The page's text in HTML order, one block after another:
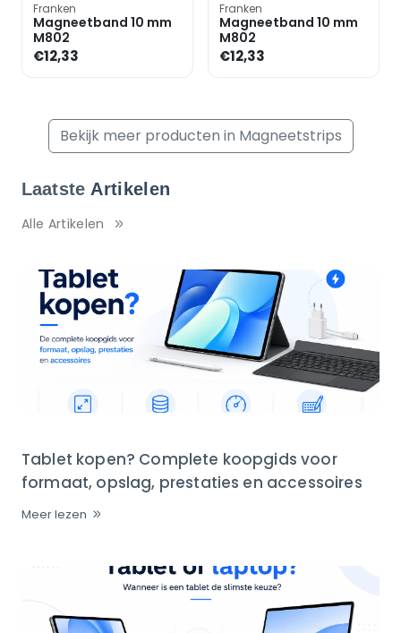
Franken
Magneetband 10 mm
M802
€12,33
Franken
Magneetband 10 mm
M802
€12,33
Bekijk meer producten in Magneetstrips
Laatste Artikelen
Alle Artikelen
Tablet kopen? Complete koopgids voor
formaat, opslag, prestaties en accessoires
Meer lezen